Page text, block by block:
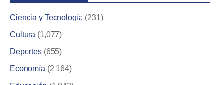
Ciencia y Tecnología (231)
Cultura (1,077)
Deportes (655)
Economía (2,164)